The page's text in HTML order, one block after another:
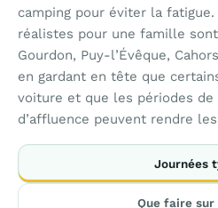
camping pour éviter la
réalistes pour une famille sont
Gourdon, Puy-l’Évêque,
en gardant en tête que
voiture et que les périodes
d’affluence peuvent rendre
Journées
Que faire sur